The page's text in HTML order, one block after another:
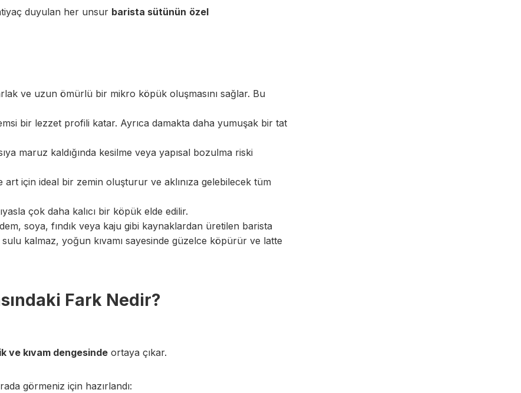
duyulan her unsur barista sütünün özel
ve uzun ömürlü bir mikro köpük oluşmasını sağlar. Bu
bir lezzet profili katar. Ayrıca damakta daha yumuşak bir tat
maruz kaldığında kesilme veya yapısal bozulma riski
art için ideal bir zemin oluşturur ve aklınıza gelebilecek tüm
çok daha kalıcı bir köpük elde edilir.
soya, fındık veya kaju gibi kaynaklardan üretilen barista
kalmaz, yoğun kıvamı sayesinde güzelce köpürür ve latte
Fark Nedir?
ve kıvam dengesinde ortaya çıkar.
görmeniz için hazırlandı: